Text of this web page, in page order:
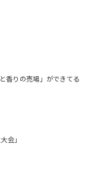
香りの売場」ができてる
会」